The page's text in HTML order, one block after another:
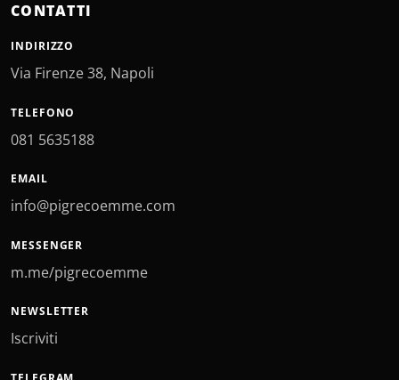
CONTATTI
INDIRIZZO
Via Firenze 38, Napoli
TELEFONO
081 5635188
EMAIL
info@pigrecoemme.com
MESSENGER
m.me/pigrecoemme
NEWSLETTER
Iscriviti